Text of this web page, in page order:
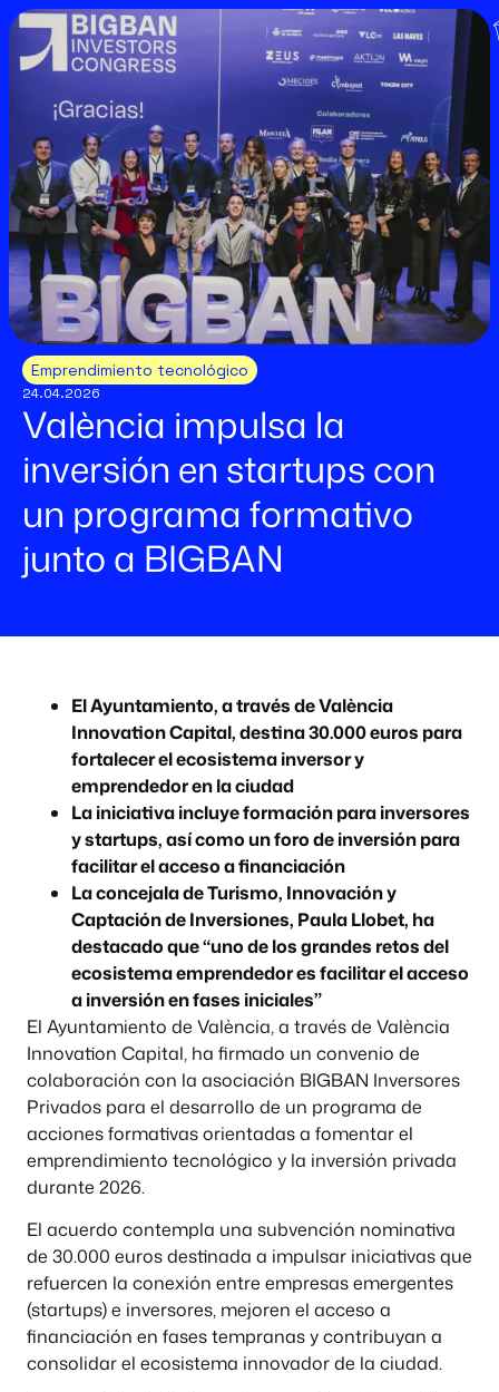
Emprendimiento tecnológico
24.04.2026
València impulsa la
inversión en startups con
un programa formativo
junto a BIGBAN
El Ayuntamiento, a través de València
Innovation Capital, destina 30.000 euros para
fortalecer el ecosistema inversor y
emprendedor en la ciudad
La iniciativa incluye formación para inversores
y startups, así como un foro de inversión para
facilitar el acceso a financiación
La concejala de Turismo, Innovación y
Captación de Inversiones, Paula Llobet, ha
destacado que “uno de los grandes retos del
ecosistema emprendedor es facilitar el acceso
a inversión en fases iniciales”
El Ayuntamiento de València, a través de València
Innovation Capital, ha firmado un convenio de
colaboración con la asociación BIGBAN Inversores
Privados para el desarrollo de un programa de
acciones formativas orientadas a fomentar el
emprendimiento tecnológico y la inversión privada
durante 2026.
El acuerdo contempla una subvención nominativa
de 30.000 euros destinada a impulsar iniciativas que
refuercen la conexión entre empresas emergentes
(startups) e inversores, mejoren el acceso a
financiación en fases tempranas y contribuyan a
consolidar el ecosistema innovador de la ciudad.